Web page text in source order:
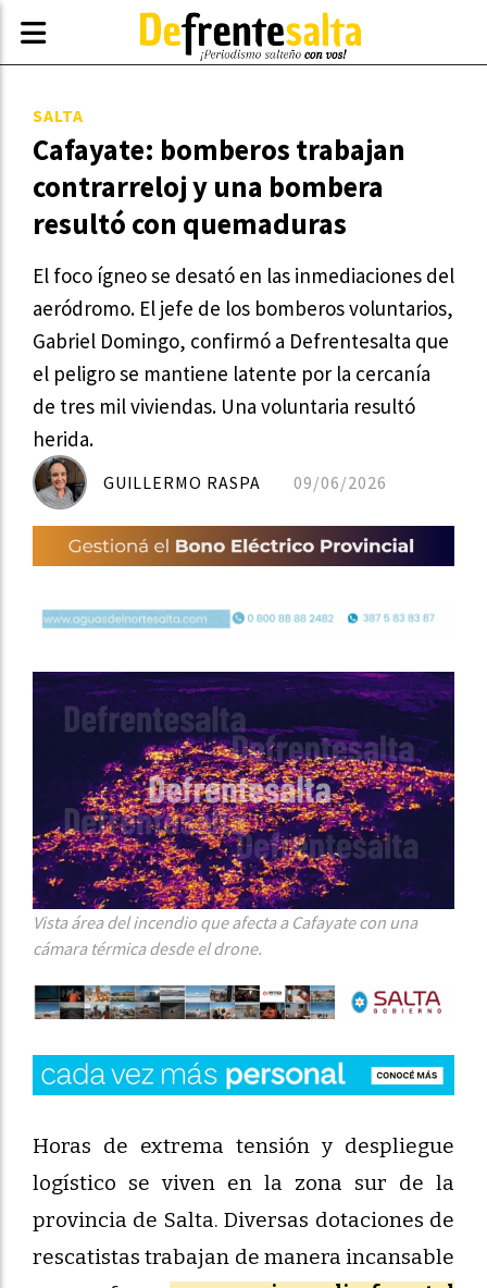
Cafayate: bomberos trabajan
contrarreloj y una bombera
resultó con quemaduras
El foco ígneo se desató en las inmediaciones del
aeródromo. El jefe de los bomberos voluntarios,
Gabriel Domingo, confirmó a Defrentesalta que
el peligro se mantiene latente por la cercanía
de tres mil viviendas. Una voluntaria resultó
herida.
SALTA
09/06/2026
GUILLERMO RASPA
Vista área del incendio que afecta a Cafayate con una
cámara térmica desde el drone.
Horas de extrema tensión y despliegue
logístico se viven en la zona sur de la
provincia de Salta. Diversas dotaciones de
rescatistas trabajan de manera incansable